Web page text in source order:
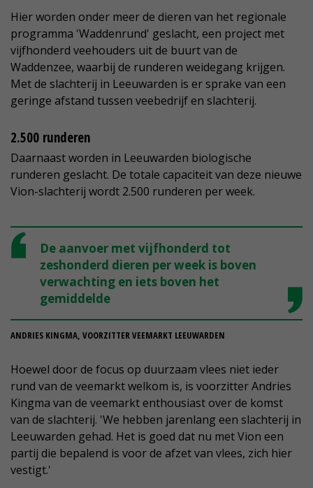
Hier worden onder meer de dieren van het regionale
programma 'Waddenrund' geslacht, een project met
vijfhonderd veehouders uit de buurt van de
Waddenzee, waarbij de runderen weidegang krijgen.
Met de slachterij in Leeuwarden is er sprake van een
geringe afstand tussen veebedrijf en slachterij.
2.500 runderen
Daarnaast worden in Leeuwarden biologische
runderen geslacht. De totale capaciteit van deze nieuwe
Vion-slachterij wordt 2.500 runderen per week.
De aanvoer met vijfhonderd tot
zeshonderd dieren per week is boven
verwachting en iets boven het
gemiddelde
ANDRIES KINGMA, VOORZITTER VEEMARKT LEEUWARDEN
Hoewel door de focus op duurzaam vlees niet ieder
rund van de veemarkt welkom is, is voorzitter Andries
Kingma van de veemarkt enthousiast over de komst
van de slachterij. 'We hebben jarenlang een slachterij in
Leeuwarden gehad. Het is goed dat nu met Vion een
partij die bepalend is voor de afzet van vlees, zich hier
vestigt.'